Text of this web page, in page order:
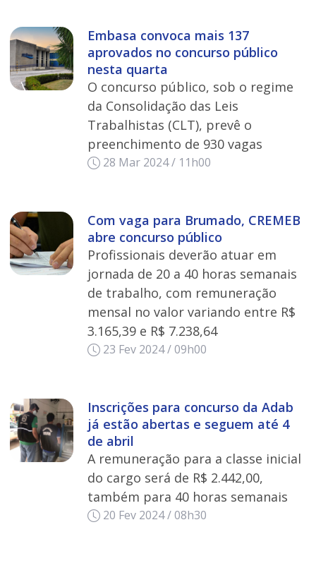
Embasa convoca mais 137
aprovados no concurso público
nesta quarta
O concurso público, sob o regime
da Consolidação das Leis
Trabalhistas (CLT), prevê o
preenchimento de 930 vagas
28 Mar 2024 / 11h00
Com vaga para Brumado, CREMEB
abre concurso público
Profissionais deverão atuar em
jornada de 20 a 40 horas semanais
de trabalho, com remuneração
mensal no valor variando entre R$
3.165,39 e R$ 7.238,64
23 Fev 2024 / 09h00
Inscrições para concurso da Adab
já estão abertas e seguem até 4
de abril
A remuneração para a classe inicial
do cargo será de R$ 2.442,00,
também para 40 horas semanais
20 Fev 2024 / 08h30